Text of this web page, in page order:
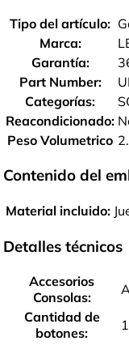
Tipo del artículo:
Marca:
Garantía:
Part Number:
Categorías:
Reacondicionado:
Peso Volumetrico
Contenido del
Material incluido:
Detalles técnicos
Accesorios
Consolas:
Cantidad de
botones: